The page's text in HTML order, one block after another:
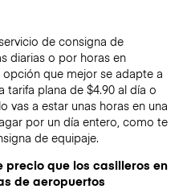
de consigna de
diarias o por horas en
que mejor se adapte a
tarifa plana de $4.90 al día o
vas a estar unas horas en una
por un día entero, como te
de equipaje.
precio que los casilleros en
de aeropuertos